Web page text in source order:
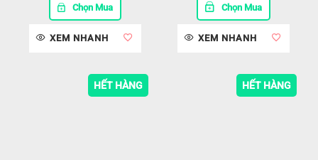
Chọn Mua
XEM NHANH
Chọn Mua
XEM NHANH
HẾT HÀNG HẾT HÀNG